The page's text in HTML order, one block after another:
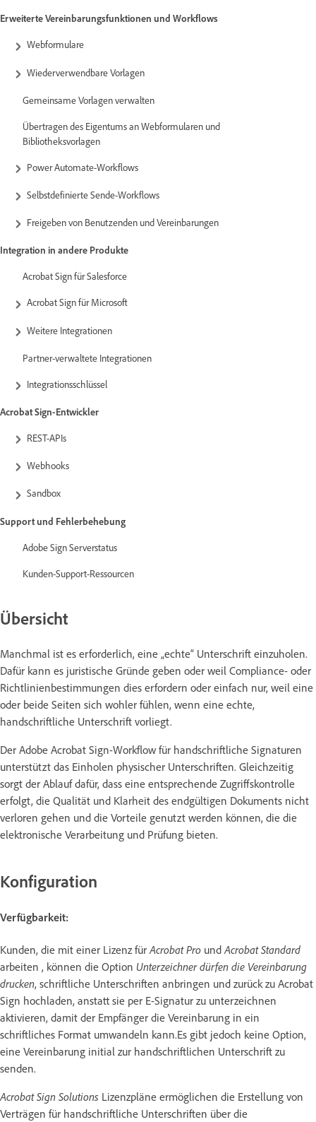
Erweiterte Vereinbarungsfunktionen und Workflows
Webformulare
Wiederverwendbare Vorlagen
Gemeinsame Vorlagen verwalten
Übertragen des Eigentums an Webformularen und
Bibliotheksvorlagen
Power Automate-Workflows
Selbstdefinierte Sende-Workflows
Freigeben von Benutzenden und Vereinbarungen
Integration in andere Produkte
Acrobat Sign für Salesforce
Acrobat Sign für Microsoft
Weitere Integrationen
Partner-verwaltete Integrationen
Integrationsschlüssel
Acrobat Sign-Entwickler
REST-APIs
Webhooks
Sandbox
Support und Fehlerbehebung
Adobe Sign Serverstatus
Kunden-Support-Ressourcen
Übersicht
Manchmal ist es erforderlich, eine „echte“ Unterschrift einzuholen.
Dafür kann es juristische Gründe geben oder weil Compliance- oder
Richtlinienbestimmungen dies erfordern oder einfach nur, weil eine
oder beide Seiten sich wohler fühlen, wenn eine echte,
handschriftliche Unterschrift vorliegt.
Der Adobe Acrobat Sign-Workflow für handschriftliche Signaturen
unterstützt das Einholen physischer Unterschriften. Gleichzeitig
sorgt der Ablauf dafür, dass eine entsprechende Zugriffskontrolle
erfolgt, die Qualität und Klarheit des endgültigen Dokuments nicht
verloren gehen und die Vorteile genutzt werden können, die die
elektronische Verarbeitung und Prüfung bieten.
Konfiguration
Verfügbarkeit:
Kunden, die mit einer Lizenz für Acrobat Pro und Acrobat Standard
arbeiten , können die Option Unterzeichner dürfen die Vereinbarung
drucken, schriftliche Unterschriften anbringen und zurück zu Acrobat
Sign hochladen, anstatt sie per E-Signatur zu unterzeichnen
aktivieren, damit der Empfänger die Vereinbarung in ein
schriftliches Format umwandeln kann.Es gibt jedoch keine Option,
eine Vereinbarung initial zur handschriftlichen Unterschrift zu
senden.
Acrobat Sign Solutions Lizenzpläne ermöglichen die Erstellung von
Verträgen für handschriftliche Unterschriften über die